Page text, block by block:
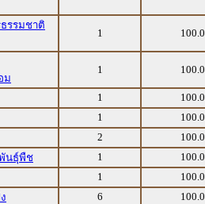
รรมชาติ
1
ม
1
1
1
2
นธุ์พืช
1
1
6